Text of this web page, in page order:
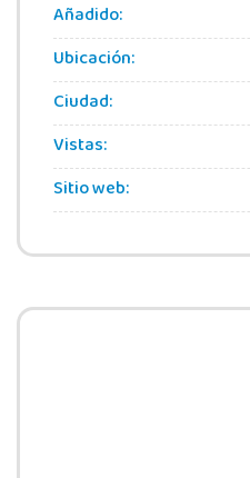
Añadido:
Ubicación:
Ciudad:
Vistas:
Sitio web: